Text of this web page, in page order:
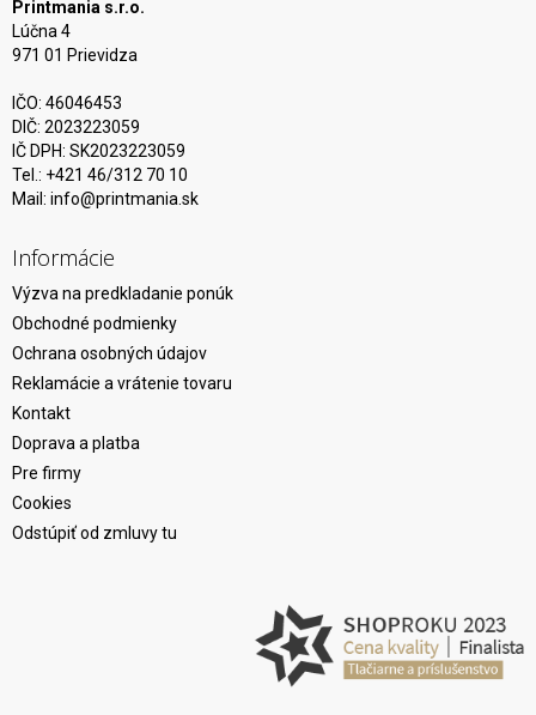
Printmania s.r.o.
Lúčna 4
971 01 Prievidza
IČO: 46046453
DIČ: 2023223059
IČ DPH: SK2023223059
Tel.: +421 46/312 70 10
Mail: info@printmania.sk
Informácie
Výzva na predkladanie ponúk
Obchodné podmienky
Ochrana osobných údajov
Reklamácie a vrátenie tovaru
Kontakt
Doprava a platba
Pre firmy
Cookies
Odstúpiť od zmluvy tu